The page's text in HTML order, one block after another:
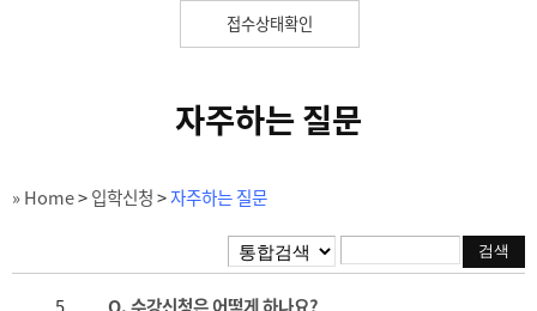
접수상태확인
자주하는 질문
» Home>입학신청>자주하는 질문